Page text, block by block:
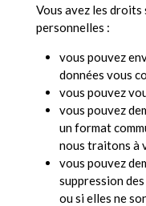
Vous avez les
personnelles :
vous pouvez
données vous
vous pouvez
vous pouvez
un format
nous traitons à
vous pouvez
suppression
ou si elles ne